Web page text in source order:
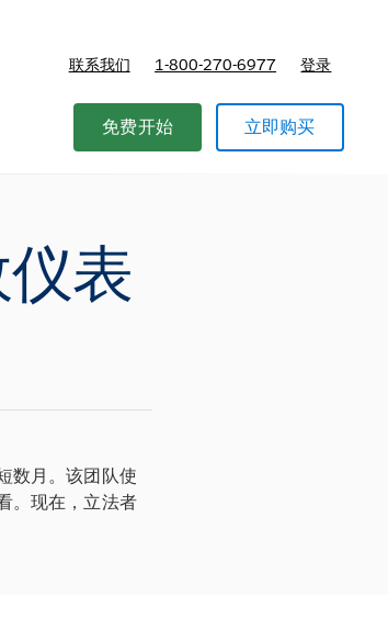
联系我们 1-800-270-6977 登录
免费开始 立即购买
表
数月。该团队使
。现在，立法者